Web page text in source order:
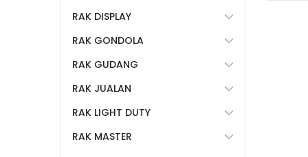
RAK DISPLAY
RAK GONDOLA
RAK GUDANG
RAK JUALAN
RAK LIGHT DUTY
RAK MASTER